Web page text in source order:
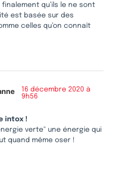
finalement qu’ils le ne sont
est basée sur des
celles qu’on connaît
16 décembre 2020 à
9h56
intox !
verte" une énergie qui
quand même oser !